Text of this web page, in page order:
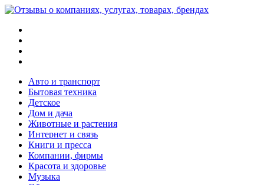
Авто и транспорт
Бытовая техника
Детское
Дом и дача
Животные и растения
Интернет и связь
Книги и пресса
Компании, фирмы
Красота и здоровье
Музыка